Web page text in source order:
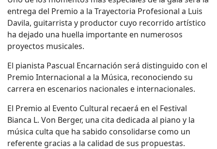
entrega del Premio a la Trayectoria Profesional a Luis
Davila, guitarrista y productor cuyo recorrido artístico
ha dejado una huella importante en numerosos
proyectos musicales.
El pianista Pascual Encarnación será distinguido con el
Premio Internacional a la Música, reconociendo su
carrera en escenarios nacionales e internacionales.
El Premio al Evento Cultural recaerá en el Festival
Bianca L. Von Berger, una cita dedicada al piano y la
música culta que ha sabido consolidarse como un
referente gracias a la calidad de sus propuestas.